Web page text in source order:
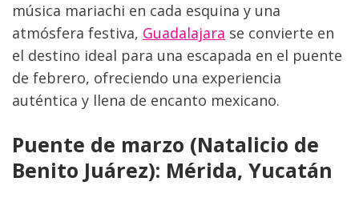
música mariachi en cada esquina y una
atmósfera festiva, Guadalajara se convierte en
el destino ideal para una escapada en el puente
de febrero, ofreciendo una experiencia
auténtica y llena de encanto mexicano.
Puente de marzo (Natalicio de
Benito Juárez): Mérida, Yucatán